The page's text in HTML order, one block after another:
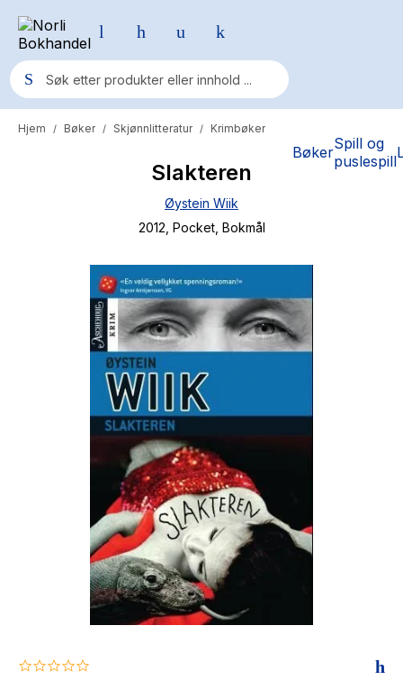
BøkerSpill og
puslespill
Populære søk
Fury Bound - Sable Sorensen
Yesteryear
Elizabeth Strout
Hypopressiv trening
The Housemaid
Hjem / Bøker / Skjønnlitteratur / Krimbøker
Slakteren
Øystein Wiik
2012 , Pocket, Bokmål
0.0